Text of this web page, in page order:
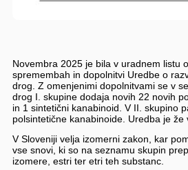
Novembra 2025 je bila v uradnem listu
spremembah in dopolnitvi Uredbe o
drog. Z omenjenimi dopolnitvami se v
drog I. skupine dodaja novih 22 novih
in 1 sintetični kanabinoid. V II. skupino
polsintetične kanabinoide. Uredba je že
V Sloveniji velja izomerni zakon, kar
vse snovi, ki so na seznamu skupin
izomere, estri ter etri teh substanc.